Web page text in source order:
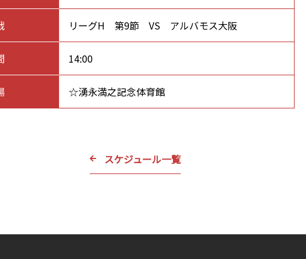
リーグH 第9節 VS アルバモス大阪
14:00
☆湧永満之記念体育館
スケジュール一覧